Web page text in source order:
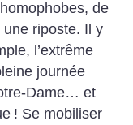
de
riposte. Il y
l’extrême
journée
Dame… et
! Se mobiliser